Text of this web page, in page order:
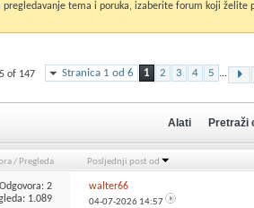
pregledavanje tema i poruka, izaberite forum koji želite
Stranica 1 od 6 1 2 3 4 5 ...
of 147
Alati Pretraži
/ Pregleda Posljednji post od
Odgovora: 2
1.089
walter66
04-07-2026 14:57